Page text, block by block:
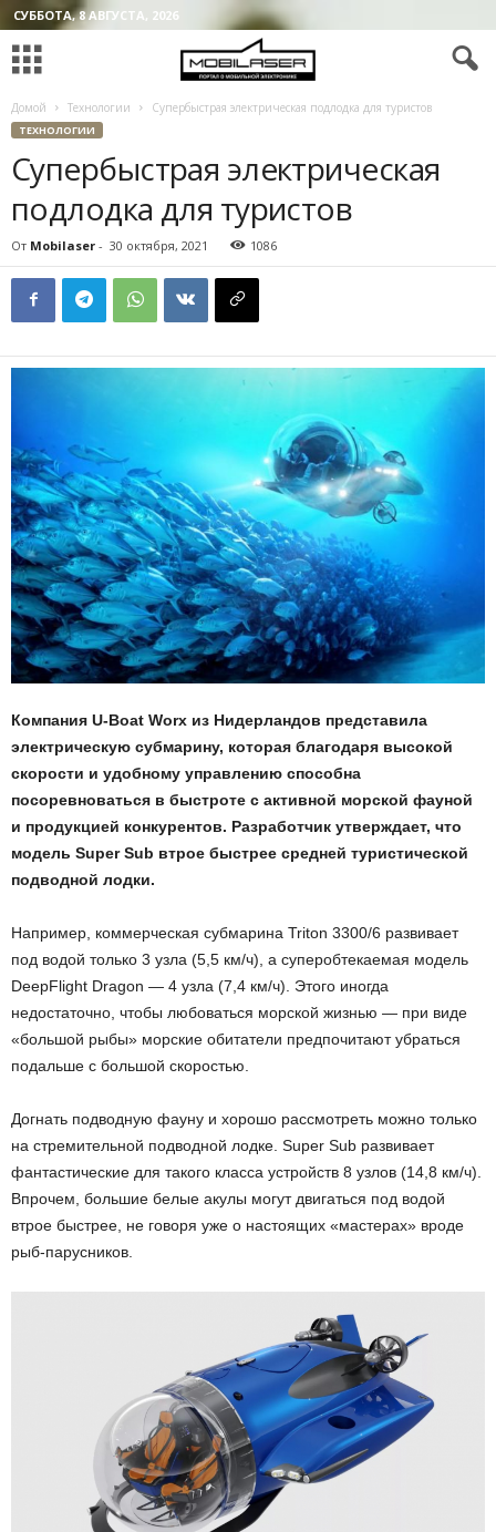
СУББОТА, 8 АВГУСТА, 2026
Домой Технологии Супербыстрая электрическая подлодка для туристов
ТЕХНОЛОГИИ
Супербыстрая электрическая
подлодка для туристов
От Mobilaser - 30 октября, 2021 1086
Компания U-Boat Worx из Нидерландов представила
электрическую субмарину, которая благодаря высокой
скорости и удобному управлению способна
посоревноваться в быстроте с активной морской фауной
и продукцией конкурентов. Разработчик утверждает, что
модель Super Sub втрое быстрее средней туристической
подводной лодки.
Например, коммерческая субмарина Triton 3300/6 развивает
под водой только 3 узла (5,5 км/ч), а суперобтекаемая модель
DeepFlight Dragon — 4 узла (7,4 км/ч). Этого иногда
недостаточно, чтобы любоваться морской жизнью — при виде
«большой рыбы» морские обитатели предпочитают убраться
подальше с большой скоростью.
Догнать подводную фауну и хорошо рассмотреть можно только
на стремительной подводной лодке. Super Sub развивает
фантастические для такого класса устройств 8 узлов (14,8 км/ч).
Впрочем, большие белые акулы могут двигаться под водой
втрое быстрее, не говоря уже о настоящих «мастерах» вроде
рыб-парусников.